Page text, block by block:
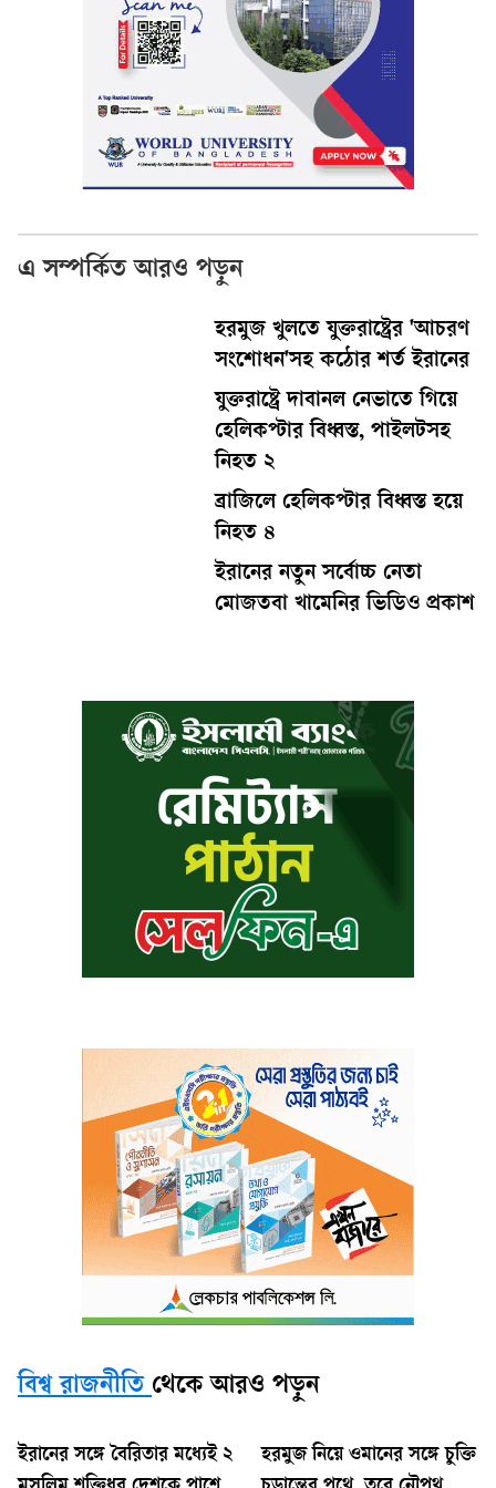
এ সম্পর্কিত আরও পড়ুন
হরমুজ খুলতে যুক্তরাষ্ট্রের 'আচরণ
সংশোধন'সহ কঠোর শর্ত ইরানের
যুক্তরাষ্ট্রে দাবানল নেভাতে গিয়ে
হেলিকপ্টার বিধ্বস্ত, পাইলটসহ
নিহত ২
ব্রাজিলে হেলিকপ্টার বিধ্বস্ত হয়ে
নিহত ৪
ইরানের নতুন সর্বোচ্চ নেতা
মোজতবা খামেনির ভিডিও প্রকাশ
বিশ্ব রাজনীতি থেকে আরও পড়ুন
ইরানের সঙ্গে বৈরিতার মধ্যেই ২
হরমুজ নিয়ে ওমানের সঙ্গে চুক্তি